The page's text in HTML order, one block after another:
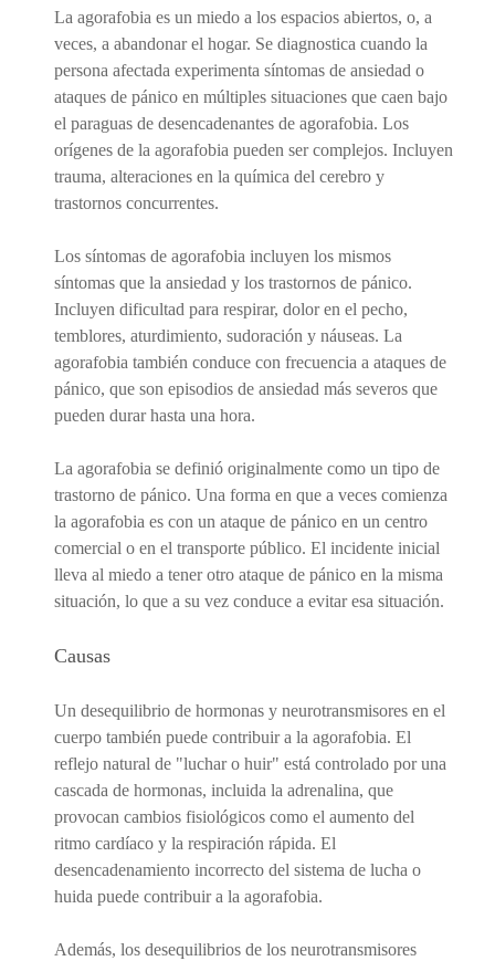
La agorafobia es un miedo a los espacios abiertos, o, a
veces, a abandonar el hogar. Se diagnostica cuando la
persona afectada experimenta síntomas de ansiedad o
ataques de pánico en múltiples situaciones que caen bajo
el paraguas de desencadenantes de agorafobia. Los
orígenes de la agorafobia pueden ser complejos. Incluyen
trauma, alteraciones en la química del cerebro y
trastornos concurrentes.
Los síntomas de agorafobia incluyen los mismos
síntomas que la ansiedad y los trastornos de pánico.
Incluyen dificultad para respirar, dolor en el pecho,
temblores, aturdimiento, sudoración y náuseas. La
agorafobia también conduce con frecuencia a ataques de
pánico, que son episodios de ansiedad más severos que
pueden durar hasta una hora.
La agorafobia se definió originalmente como un tipo de
trastorno de pánico. Una forma en que a veces comienza
la agorafobia es con un ataque de pánico en un centro
comercial o en el transporte público. El incidente inicial
lleva al miedo a tener otro ataque de pánico en la misma
situación, lo que a su vez conduce a evitar esa situación.
Causas
Un desequilibrio de hormonas y neurotransmisores en el
cuerpo también puede contribuir a la agorafobia. El
reflejo natural de "luchar o huir" está controlado por una
cascada de hormonas, incluida la adrenalina, que
provocan cambios fisiológicos como el aumento del
ritmo cardíaco y la respiración rápida. El
desencadenamiento incorrecto del sistema de lucha o
huida puede contribuir a la agorafobia.
Además, los desequilibrios de los neurotransmisores